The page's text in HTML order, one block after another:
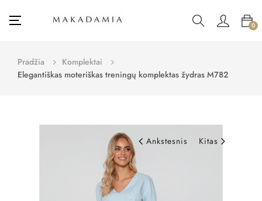
Toggle
☰ 0
Pradžia
Komplektai
Elegantiškas moteriškas treningų komplektas žydras M782
Ankstesnis Kitas